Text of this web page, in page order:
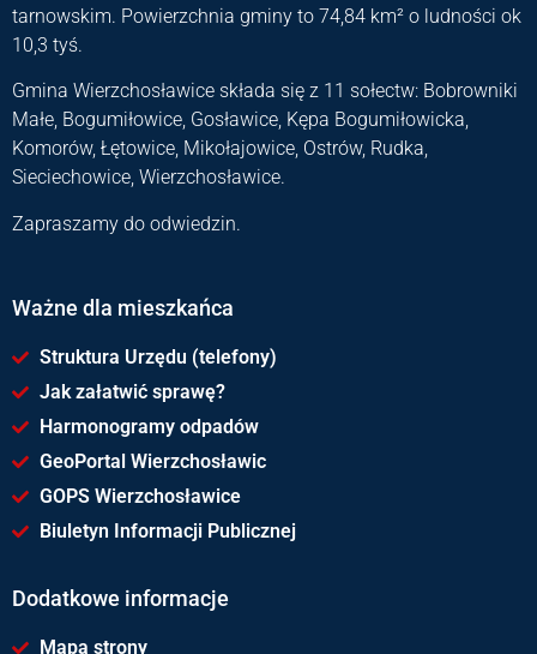
tarnowskim. Powierzchnia gminy to 74,84 km² o ludności ok
10,3 tyś.
Gmina Wierzchosławice składa się z 11 sołectw: Bobrowniki
Małe, Bogumiłowice, Gosławice, Kępa Bogumiłowicka,
Komorów, Łętowice, Mikołajowice, Ostrów, Rudka,
Sieciechowice, Wierzchosławice.
Zapraszamy do odwiedzin.
Ważne dla mieszkańca
Struktura Urzędu (telefony)
Jak załatwić sprawę?
Harmonogramy odpadów
GeoPortal Wierzchosławic
GOPS Wierzchosławice
Biuletyn Informacji Publicznej
Dodatkowe informacje
Mapa strony